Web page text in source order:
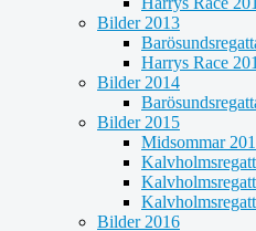
Bilder 2013
Harrys Race
Bilder 2014
Bilder 2015
Midsommar
Bilder 2016